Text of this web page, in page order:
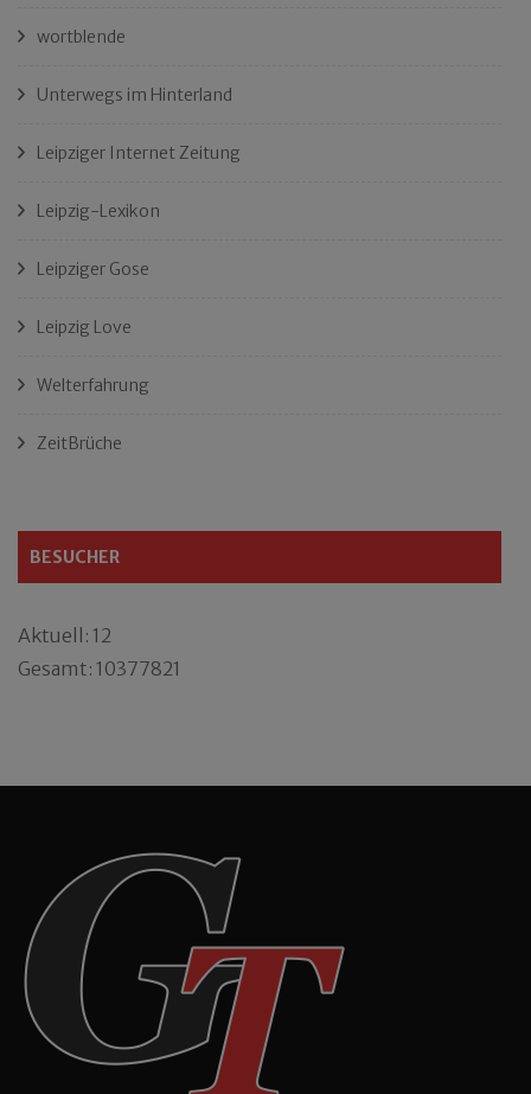
wortblende
Unterwegs im Hinterland
Leipziger Internet Zeitung
Leipzig-Lexikon
Leipziger Gose
Leipzig Love
Welterfahrung
ZeitBrüche
BESUCHER
Aktuell: 12
Gesamt: 10377821